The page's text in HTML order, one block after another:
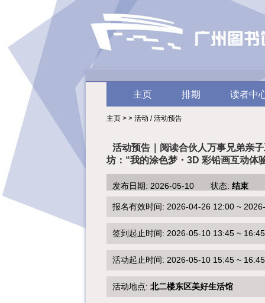
主页 排期 读者中
主页 > > 活动 / 活动预告
活动预告｜阅读合伙人万事兄弟亲
坊：“我的涂色梦・3D 彩铅画互动体
发布日期: 2026-05-10 状态: 结束
报名有效时间: 2026-04-26 12:00 ~
签到起止时间: 2026-05-10 13:45 ~ 16:45
活动起止时间: 2026-05-10 15:45 ~ 16:45
活动地点: 北二楼东区美好生活馆